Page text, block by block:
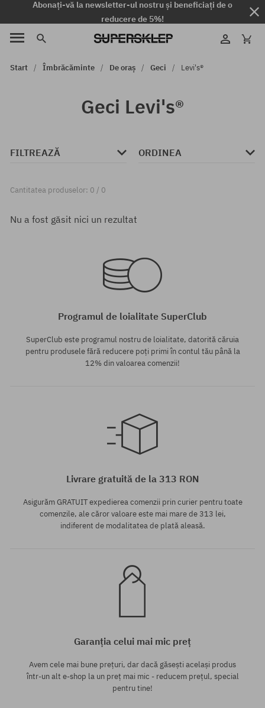
Abonați-vă la newsletter-ul nostru și beneficiați de o
reducere de 5%!
Start Îmbrăcăminte De oraș Geci Levi's®
Geci Levi's®
FILTREAZĂ ORDINEA
Cantitatea produselor: 0 / 0
Nu a fost găsit nici un rezultat
Programul de loialitate SuperClub
SuperClub este programul nostru de loialitate, datorită căruia
pentru produsele fără reducere poți primi în contul tău până la
12% din valoarea comenzii!
Livrare gratuită de la 313 RON
Asigurăm GRATUIT expedierea comenzii prin curier pentru toate
comenzile, ale căror valoare este mai mare de 313 lei,
indiferent de modalitatea de plată aleasă.
Garanția celui mai mic preț
Avem cele mai bune prețuri, dar dacă găsești același produs
într-un alt e-shop la un preț mai mic - reducem prețul, special
pentru tine!